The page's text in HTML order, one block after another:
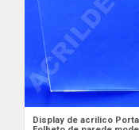
Display de acrilico Porta